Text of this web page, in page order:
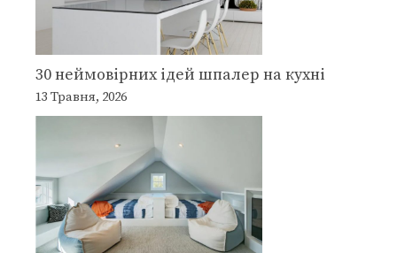
30 неймовірних ідей шпалер на кухні
13 Травня, 2026